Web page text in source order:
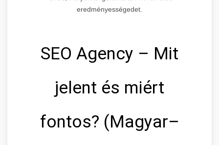
eredményességedet.
SEO Agency – Mit
jelent és miért
fontos? (Magyar–